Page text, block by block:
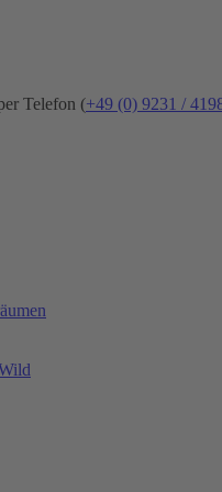
Telefon (+49 (0) 9231 /